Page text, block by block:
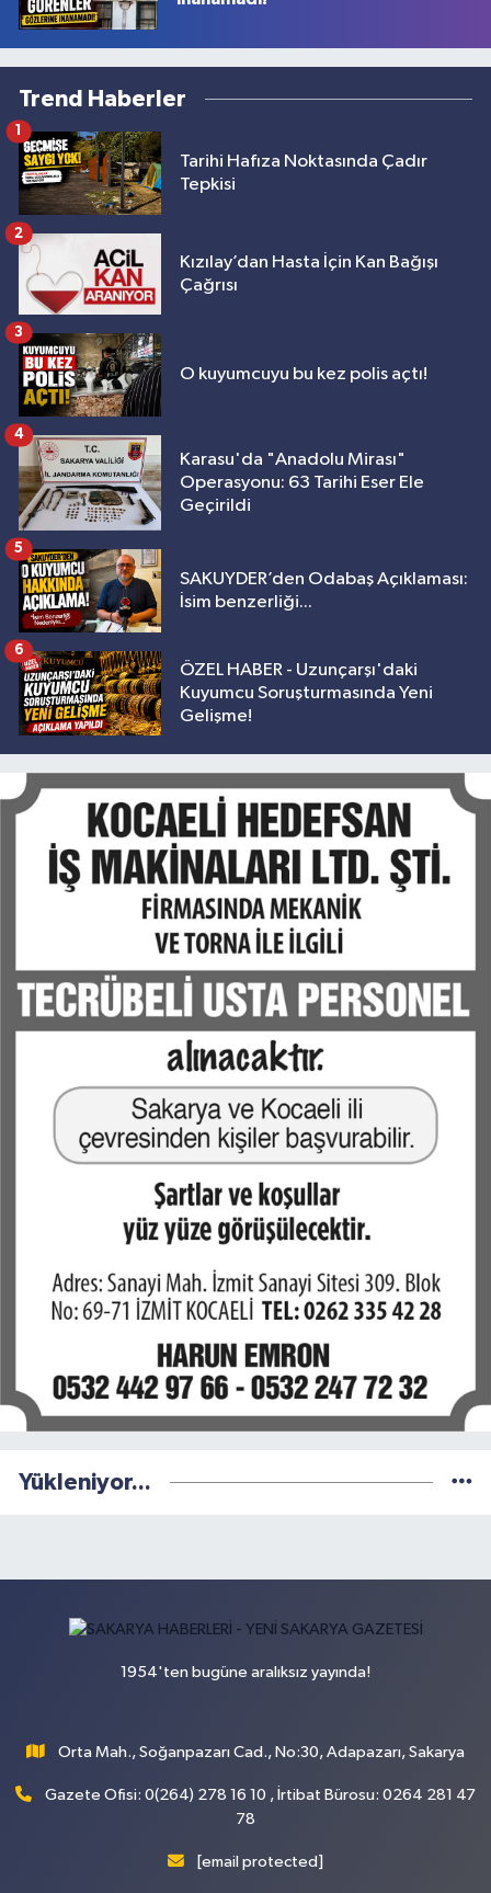
Trend Haberler
Tarihi Hafıza Noktasında Çadır
Tepkisi
1
Kızılay’dan Hasta İçin Kan Bağışı
Çağrısı
2
O kuyumcuyu bu kez polis açtı!
3
Karasu'da "Anadolu Mirası"
Operasyonu: 63 Tarihi Eser Ele
Geçirildi
4
SAKUYDER’den Odabaş Açıklaması:
İsim benzerliği...
5
ÖZEL HABER - Uzunçarşı'daki
Kuyumcu Soruşturmasında Yeni
Gelişme!
6
Yükleniyor...
1954'ten bugüne aralıksız yayında!
Orta Mah., Soğanpazarı Cad., No:30, Adapazarı, Sakarya
Gazete Ofisi: 0(264) 278 16 10 , İrtibat Bürosu: 0264 281 47
78
[email protected]